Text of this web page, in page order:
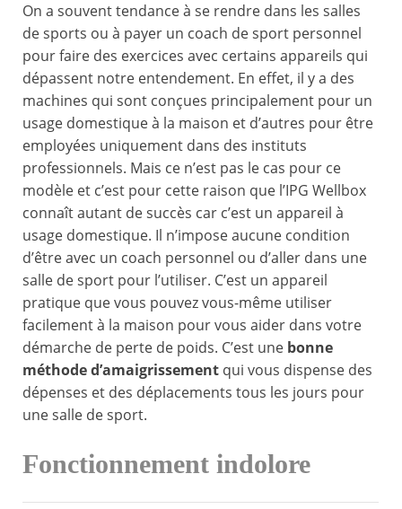
On a souvent tendance à se rendre dans les salles
de sports ou à payer un coach de sport personnel
pour faire des exercices avec certains appareils qui
dépassent notre entendement. En effet, il y a des
machines qui sont conçues principalement pour un
usage domestique à la maison et d’autres pour être
employées uniquement dans des instituts
professionnels. Mais ce n’est pas le cas pour ce
modèle et c’est pour cette raison que l’IPG Wellbox
connaît autant de succès car c’est un appareil à
usage domestique. Il n’impose aucune condition
d’être avec un coach personnel ou d’aller dans une
salle de sport pour l’utiliser. C’est un appareil
pratique que vous pouvez vous-même utiliser
facilement à la maison pour vous aider dans votre
démarche de perte de poids. C’est une bonne
méthode d’amaigrissement qui vous dispense des
dépenses et des déplacements tous les jours pour
une salle de sport.
Fonctionnement indolore